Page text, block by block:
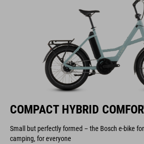
COMPACT HYBRID
Small but perfectly formed – the Bosch e-bike
camping, for everyone